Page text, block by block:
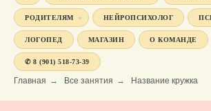
РОДИТЕЛЯМ НЕЙРОПСИХОЛОГ
ЛОГОПЕД МАГАЗИН О КОМАНДЕ
✆ 8 (901) 518-73-39
Главная → Все занятия → Название кружка